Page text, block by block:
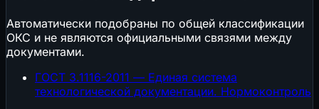
Автоматически подобраны по общей классификации
ОКС и не являются официальными связями между
документами.
ГОСТ 3.1116-2011 — Единая система
технологической документации. Нормоконтроль